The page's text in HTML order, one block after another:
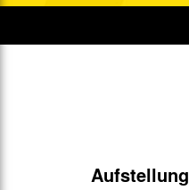
Aufstellung